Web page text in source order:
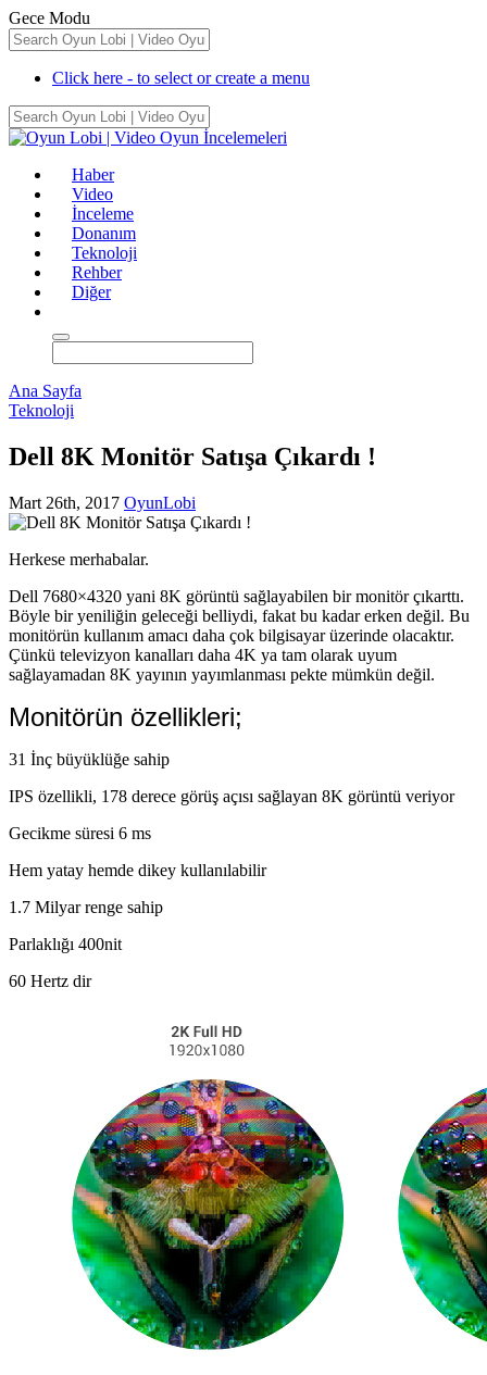
Gece Modu
Click here - to select or create a menu
Haber
Video
İnceleme
Donanım
Teknoloji
Rehber
Diğer
Ana Sayfa
Teknoloji
Dell 8K Monitör Satışa Çıkardı !
Mart 26th, 2017 OyunLobi
Herkese merhabalar.
Dell 7680×4320 yani 8K görüntü sağlayabilen bir monitör çıkarttı.
Böyle bir yeniliğin geleceği belliydi, fakat bu kadar erken değil. Bu
monitörün kullanım amacı daha çok bilgisayar üzerinde olacaktır.
Çünkü televizyon kanalları daha 4K ya tam olarak uyum
sağlayamadan 8K yayının yayımlanması pekte mümkün değil.
Monitörün özellikleri;
31 İnç büyüklüğe sahip
IPS özellikli, 178 derece görüş açısı sağlayan 8K görüntü veriyor
Gecikme süresi 6 ms
Hem yatay hemde dikey kullanılabilir
1.7 Milyar renge sahip
Parlaklığı 400nit
60 Hertz dir